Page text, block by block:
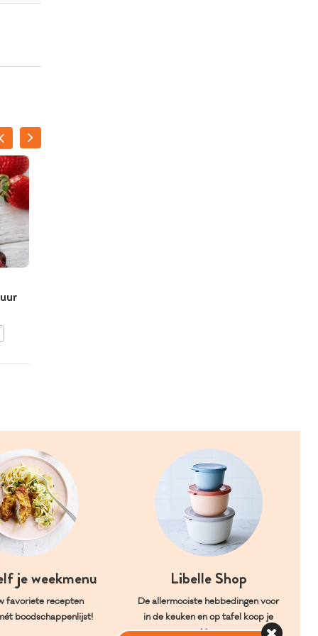
je weekmenu
favoriete recepten
boodschappenlijst!
Libelle Shop
De allermooiste hebbedingen voor
in de keuken en op tafel koop je
hier.